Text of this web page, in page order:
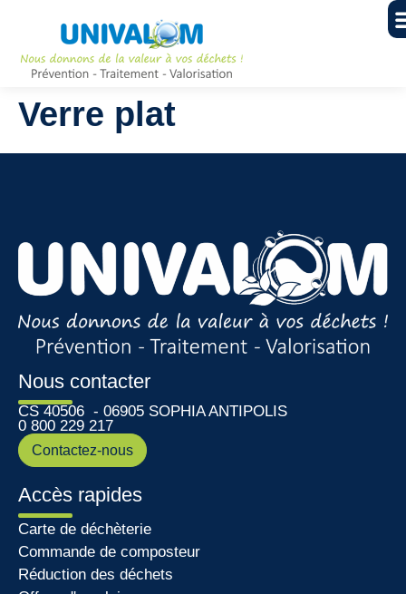
Verre plat
Nous contacter
CS 40506 - 06905 SOPHIA ANTIPOLIS
0 800 229 217
Contactez-nous
Accès rapides
Carte de déchèterie
Commande de composteur
Réduction des déchets